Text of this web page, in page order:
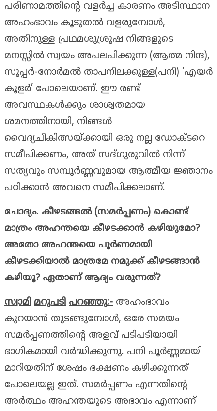
പരിണാമത്തിൻ്റെ വളർച്ച കാരണം അടിസ്ഥാന
അഹംഭാവം കൂടുതൽ വളരുമ്പോൾ,
അതിനുള്ള പ്രഥമശുശ്രൂഷ നിങ്ങളുടെ
മനസ്സിൽ സ്വയം അപലപിക്കുന്ന (ആത്മ നിന്ദ),
സൂപ്പർ-നോർമൽ താപനിലക്കുള്ള(പനി) ‘എയർ
കൂളർ’ പോലെയാണ്. ഈ രണ്ട്
അവസ്ഥകൾക്കും ശാശ്വതമായ
ശമനത്തിനായി, നിങ്ങൾ
വൈദ്യചികിത്സയ്ക്കായി ഒരു നല്ല ഡോക്ടറെ
സമീപിക്കണം, അത് സദ്ഗുരുവിൽ നിന്ന്
സത്യവും സമ്പൂർണ്ണവുമായ ആത്മീയ ജ്ഞാനം
പഠിക്കാൻ അവനെ സമീപിക്കലാണ്.
ചോദ്യം. കീഴടങ്ങൽ (സമർപ്പണം) കൊണ്ട്
മാത്രം അഹന്തയെ കീഴടക്കാൻ കഴിയുമോ?
അതോ അഹന്തയെ പൂർണമായി
കീഴടക്കിയാൽ മാത്രമേ നമുക്ക് കീഴടങ്ങാൻ
കഴിയൂ? ഏതാണ് ആദ്യം വരുന്നത്?
സ്വാമി മറുപടി പറഞ്ഞു:- അഹംഭാവം
കുറയാൻ തുടങ്ങുമ്പോൾ, ഒരേ സമയം
സമർപ്പണത്തിൻ്റെ അളവ് പടിപടിയായി
ഭാഗികമായി വർദ്ധിക്കുന്നു. പനി പൂർണ്ണമായി
മാറിയതിന് ശേഷം ഭക്ഷണം കഴിക്കുന്നത്
പോലെയല്ല ഇത്. സമർപ്പണം എന്നതിൻ്റെ
അർത്ഥം അഹന്തയുടെ അഭാവം എന്നാണ്